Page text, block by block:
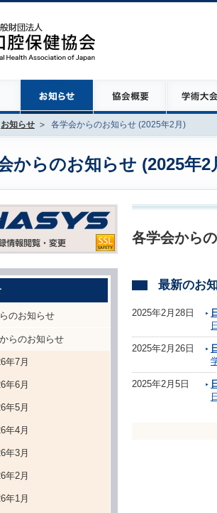
お知らせ 各学会からのお知らせ (2025年2月)
からのお知らせ (2025年2
各学会から
最新のお
2025年2月28日
2025年2月26日
2025年2月5日
のお知らせ
らのお知らせ
年7月
年6月
年5月
年4月
年3月
年2月
年1月